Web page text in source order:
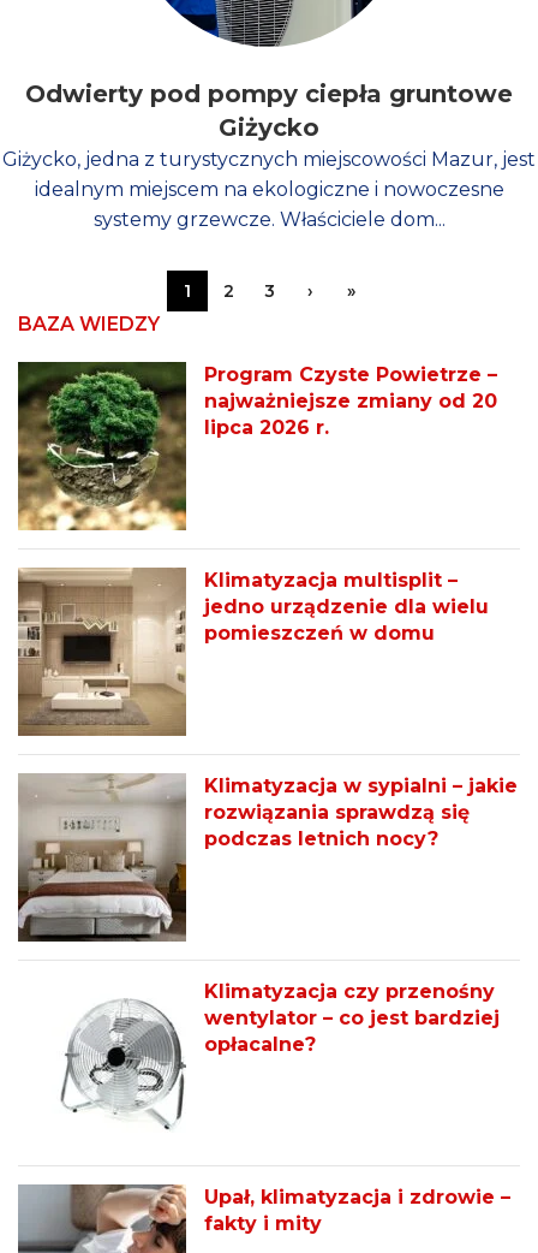
Odwierty pod pompy ciepła gruntowe
Giżycko
Giżycko, jedna z turystycznych miejscowości Mazur, jest
idealnym miejscem na ekologiczne i nowoczesne
systemy grzewcze. Właściciele dom...
1 2 3 › »
BAZA WIEDZY
Program Czyste Powietrze –
najważniejsze zmiany od 20
lipca 2026 r.
Klimatyzacja multisplit –
jedno urządzenie dla wielu
pomieszczeń w domu
Klimatyzacja w sypialni – jakie
rozwiązania sprawdzą się
podczas letnich nocy?
Klimatyzacja czy przenośny
wentylator – co jest bardziej
opłacalne?
Upał, klimatyzacja i zdrowie –
fakty i mity